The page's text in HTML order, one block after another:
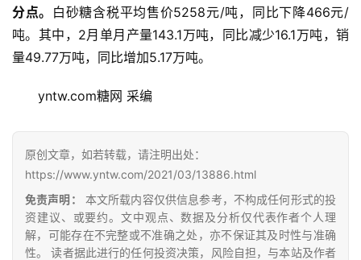
首
云
糖
公
众
号
分点。 白砂糖含税平均售价5258元/吨，同比下降466元/
吨。其中，2月单月产量143.1万吨，同比减少16.1万吨，销
量49.77万吨，同比增加5.17万吨。
yntw.com糖网 采编
原创文章，如若转载，请注明出处：
https://www.yntw.com/2021/03/13886.html
免责声明：
本文所载内容仅供信息参考，不构成任何形式的投
资建议、或要约。文中观点、数据及分析仅代表作者个人理
解，可能存在不完整或不准确之处，亦不保证其及时性与准确
性。 读者据此进行的任何投资决策，风险自担，与本站及作者